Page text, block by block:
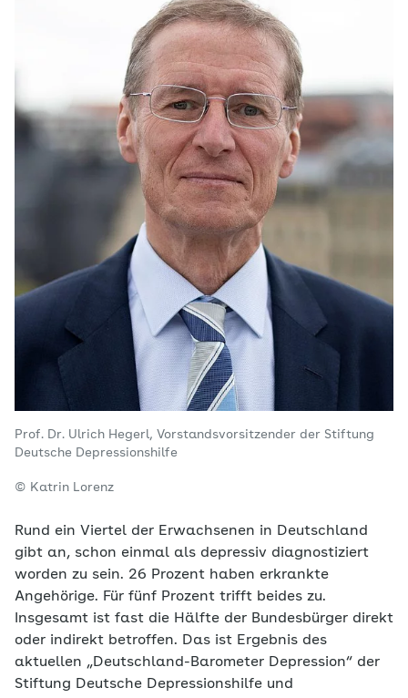
Prof. Dr. Ulrich Hegerl, Vorstandsvorsitzender der Stiftung
Deutsche Depressionshilfe
© Katrin Lorenz
Rund ein Viertel der Erwachsenen in Deutschland
gibt an, schon einmal als depressiv diagnostiziert
worden zu sein. 26 Prozent haben erkrankte
Angehörige. Für fünf Prozent trifft beides zu.
Insgesamt ist fast die Hälfte der Bundesbürger direkt
oder indirekt betroffen. Das ist Ergebnis des
aktuellen „Deutschland-Barometer Depression“ der
Stiftung Deutsche Depressionshilfe und